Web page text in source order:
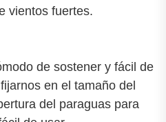
vientos fuertes.
de sostener y fácil de
en el tamaño del
del paraguas para